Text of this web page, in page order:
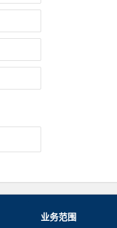
业务范围